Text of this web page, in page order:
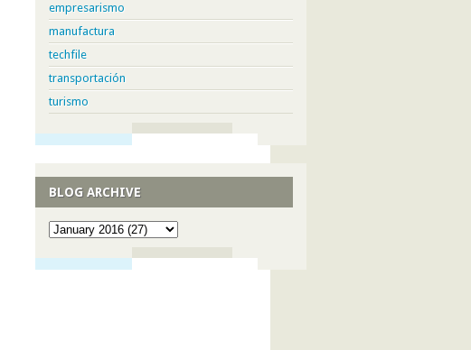
empresarismo
manufactura
techfile
transportación
turismo
BLOG ARCHIVE